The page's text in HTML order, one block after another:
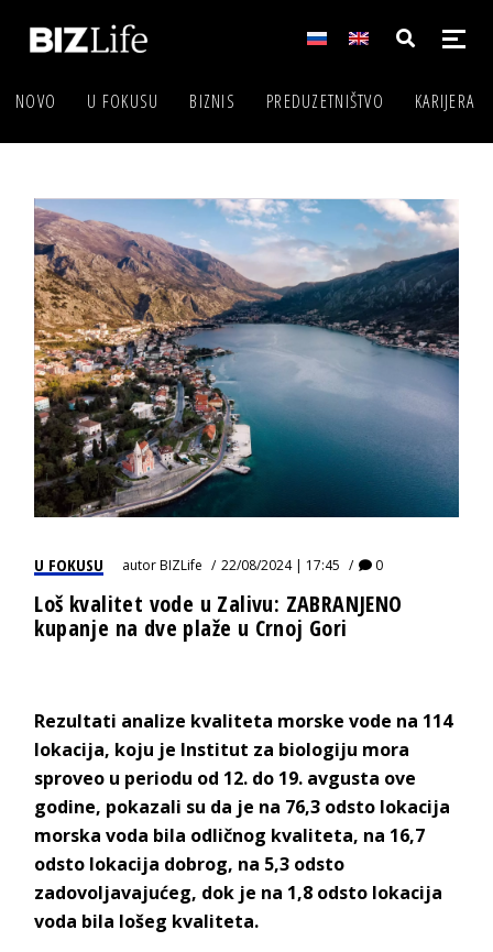
NOVO U FOKUSU BIZNIS PREDUZETNIŠTVO KARIJERA
U FOKUSU autorBIZLife 22/08/2024 | 17:45 0
Loš kvalitet vode u Zalivu: ZABRANJENO
kupanje na dve plaže u Crnoj Gori
Rezultati analize kvaliteta morske vode na 114
lokacija, koju je Institut za biologiju mora
sproveo u periodu od 12. do 19. avgusta ove
godine, pokazali su da je na 76,3 odsto lokacija
morska voda bila odličnog kvaliteta, na 16,7
odsto lokacija dobrog, na 5,3 odsto
zadovoljavajućeg, dok je na 1,8 odsto lokacija
voda bila lošeg kvaliteta.